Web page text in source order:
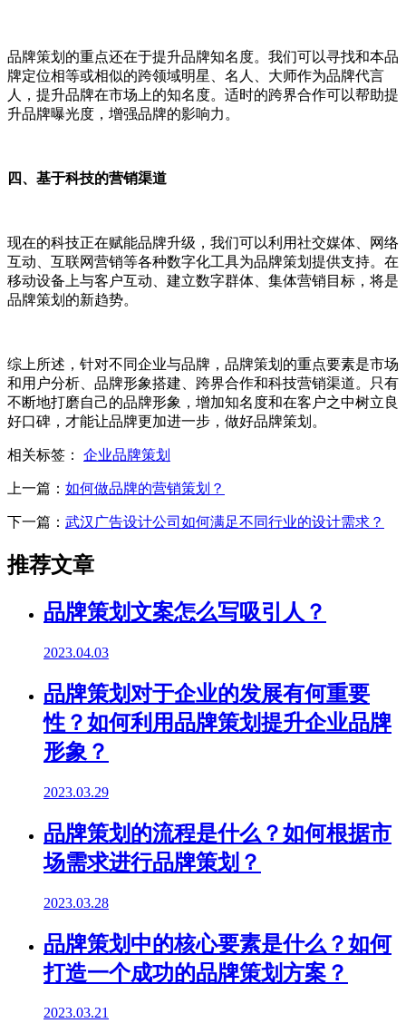
品牌策划的重点还在于提升品牌知名度。我们可以寻找和本品
牌定位相等或相似的跨领域明星、名人、大师作为品牌代言
人，提升品牌在市场上的知名度。适时的跨界合作可以帮助提
升品牌曝光度，增强品牌的影响力。
四、基于科技的营销渠道
现在的科技正在赋能品牌升级，我们可以利用社交媒体、网络
互动、互联网营销等各种数字化工具为品牌策划提供支持。在
移动设备上与客户互动、建立数字群体、集体营销目标，将是
品牌策划的新趋势。
综上所述，针对不同企业与品牌，品牌策划的重点要素是市场
和用户分析、品牌形象搭建、跨界合作和科技营销渠道。只有
不断地打磨自己的品牌形象，增加知名度和在客户之中树立良
好口碑，才能让品牌更加进一步，做好品牌策划。
相关标签： 企业品牌策划
上一篇： 如何做品牌的营销策划？
下一篇： 武汉广告设计公司如何满足不同行业的设计需求？
推荐文章
品牌策划文案怎么写吸引人？
2023.04.03
品牌策划对于企业的发展有何重要
性？如何利用品牌策划提升企业品牌
形象？
2023.03.29
品牌策划的流程是什么？如何根据市
场需求进行品牌策划？
2023.03.28
品牌策划中的核心要素是什么？如何
打造一个成功的品牌策划方案？
2023.03.21